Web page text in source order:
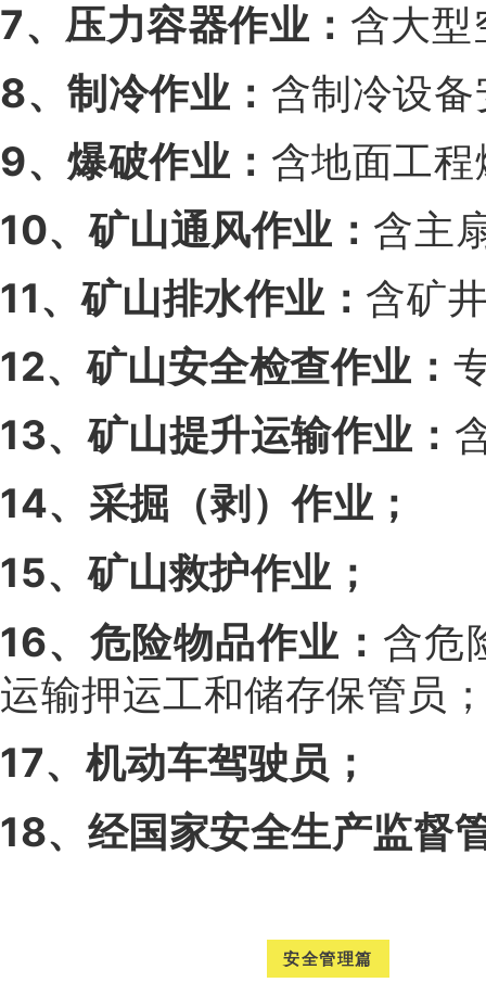
7、压力容器作业： 含大型
8、制冷作业： 含制冷设
9、爆破作业： 含地面工
10、矿山通风作业： 含主
11、矿山排水作业： 含矿
12、矿山安全检查作业：
13、矿山提升运输作业：
14、采掘（剥）作业；
15、矿山救护作业；
16、危险物品作业： 含危
运输押运工和储存保管员
17、机动车驾驶员；
18、经国家安全生产监督
安全管理篇